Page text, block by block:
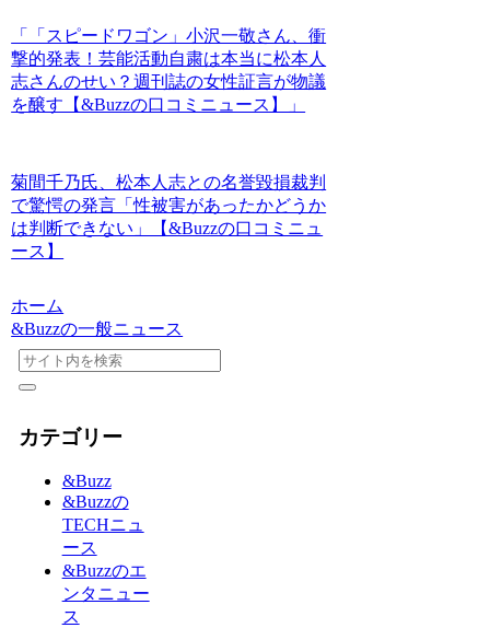
「「スピードワゴン」小沢一敬さん、衝
撃的発表！芸能活動自粛は本当に松本人
志さんのせい？週刊誌の女性証言が物議
を醸す【&Buzzの口コミニュース】」
菊間千乃氏、松本人志との名誉毀損裁判
で驚愕の発言「性被害があったかどうか
は判断できない」【&Buzzの口コミニュ
ース】
ホーム
&Buzzの一般ニュース
カテゴリー
&Buzz
&Buzzの
TECHニュ
ース
&Buzzのエ
ンタニュー
ス